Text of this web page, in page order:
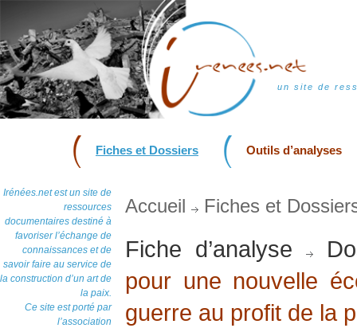
un site de
Fiches et Dossiers Outils d’analyses
Irénées.net est un site de
ressources
documentaires destiné à
favoriser l’échange de
connaissances et de
savoir faire au service de
la construction d’un art de
la paix.
Ce site est porté par
l’association
Accueil Fiches et
Fiche d’analyse
pour une nouvelle
guerre au profit de la